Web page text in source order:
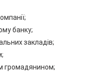
банку;
закладів;
громадянином;